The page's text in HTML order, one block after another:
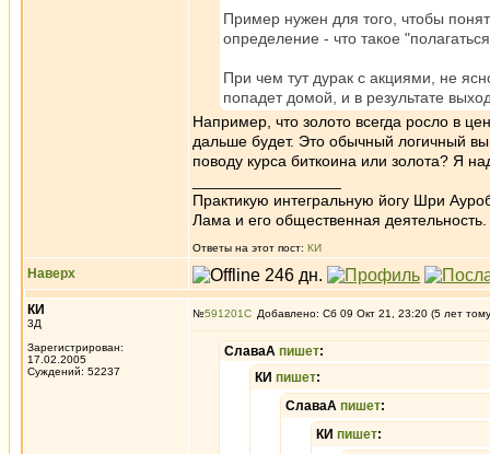
Пример нужен для того, чтобы
определение - что такое
При чем тут дурак с акциями, не
попадет домой, и в результате
Например, что золото всегда росло в
дальше будет. Это обычный логичный
поводу курса биткоина или золота? Я
Практикую интегральную йогу Шри
Лама и его общественная деятельность.
Ответы на этот пост: КИ
Наверх
КИ
3Д
Зарегистрирован:
17.02.2005
Суждений: 52237
№591201 Добавлено: Сб 09 Окт 21, 23:20 (5 лет
СлаваА пишет:
КИ пишет:
СлаваА пишет:
КИ пишет: